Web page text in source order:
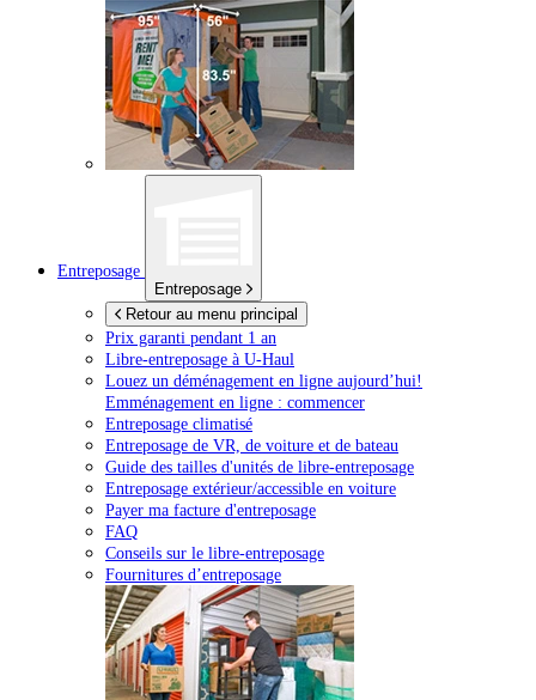
Entreposage
Entreposage
Retour au menu principal
Prix garanti pendant 1 an
Libre-entreposage à U-Haul
Louez un déménagement en ligne aujourd’hui!
Emménagement en ligne : commencer
Entreposage climatisé
Entreposage de VR, de voiture et de bateau
Guide des tailles d'unités de libre-entreposage
Entreposage extérieur/accessible en voiture
Payer ma facture d'entreposage
FAQ
Conseils sur le libre-entreposage
Fournitures d’entreposage